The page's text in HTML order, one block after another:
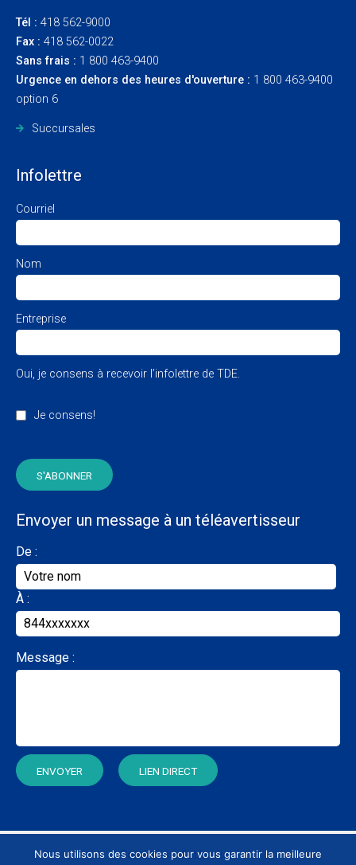
Tél : 418 562-9000
Fax : 418 562-0022
Sans frais : 1 800 463-9400
Urgence en dehors des heures d'ouverture : 1 800 463-9400
option 6
Succursales
Infolettre
Courriel
Nom
Entreprise
Oui, je consens à recevoir l’infolettre de TDE.
Je consens!
Envoyer un message à un téléavertisseur
De :
À :
Message :
Conditions d’utilisation
Nous utilisons des cookies pour vous garantir la meilleure